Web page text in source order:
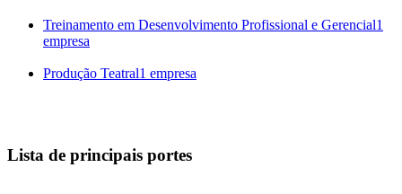
Treinamento em Desenvolvimento Profissional e Gerencial1
empresa
Produção Teatral1 empresa
Lista de principais portes